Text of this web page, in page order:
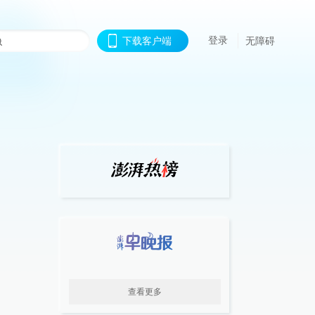
下载客户端 登录 无障碍
查看更多